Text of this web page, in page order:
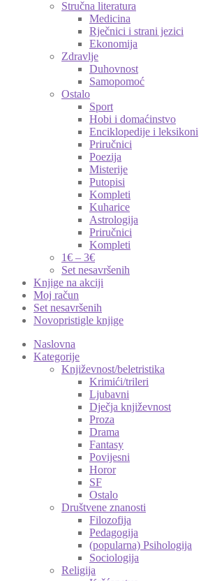
Stručna literatura
Medicina
Rječnici i strani jezici
Ekonomija
Zdravlje
Duhovnost
Samopomoć
Ostalo
Sport
Hobi i domaćinstvo
Enciklopedije i leksikoni
Priručnici
Poezija
Misterije
Putopisi
Kompleti
Kuharice
Astrologija
Priručnici
Kompleti
1€ – 3€
Set nesavršenih
Knjige na akciji
Moj račun
Set nesavršenih
Novopristigle knjige
Naslovna
Kategorije
Književnost/beletristika
Krimići/trileri
Ljubavni
Dječja književnost
Proza
Drama
Fantasy
Povijesni
Horor
SF
Ostalo
Društvene znanosti
Filozofija
Pedagogija
(popularna) Psihologija
Sociologija
Religija